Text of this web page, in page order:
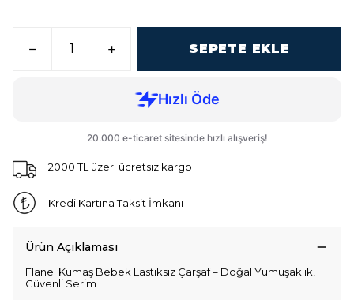
SEPETE EKLE
2000 TL üzeri ücretsiz kargo
Kredi Kartına Taksit İmkanı
Ürün Açıklaması
Flanel Kumaş Bebek Lastiksiz Çarşaf – Doğal Yumuşaklık,
Güvenli Serim